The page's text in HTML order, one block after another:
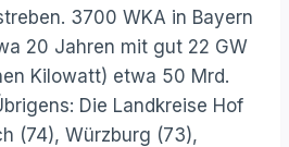
3700 WKA in Bayern
20 Jahren mit gut 22 GW
Kilowatt) etwa 50 Mrd.
Die Landkreise Hof
(74), Würzburg (73),